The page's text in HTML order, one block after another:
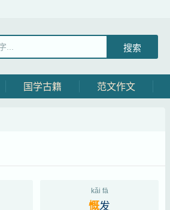
国学古籍 范文作文
kǎi fā
慨发